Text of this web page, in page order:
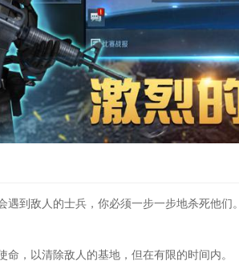
到敌人的士兵，你必须一步一步地杀死他们。
，以清除敌人的基地，但在有限的时间内。